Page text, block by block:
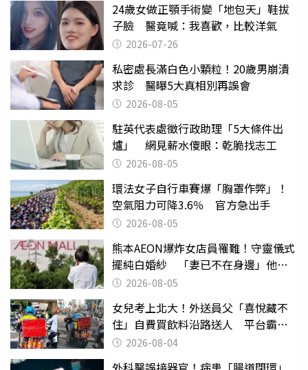
24歲女做正顎手術變「地包天」鞋拔
子臉 醫竟喊：我喜歡，比較洋氣
2026-07-26
私密處長滿白色小顆粒！20歲男崩潰
求診 醫曝5大真相別再誤會
2026-08-05
駐英代表處徵行政助理「5大條件出
爐」 網見薪水傻眼：乾脆找志工
2026-08-05
環法女子自行車賽爆「胸罩作弊」！
空氣阻力可降3.6％ 官方急出手
2026-08-05
熊本AEON爆炸女店員罹難！守靈儀式
擺純白婚紗 「妻已不在身邊」他淚
喊：無法想像
2026-08-05
女兒考上北大！外送員父「喜悅藏不
住」自費買飲料沿路送人 平台霸氣
幫付學費
2026-08-04